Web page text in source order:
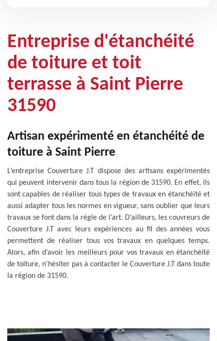
Entreprise d'étanchéité
de toiture et toit
terrasse à Saint Pierre
31590
Artisan expérimenté en étanchéité de
toiture à Saint Pierre
L’entreprise Couverture J.T dispose des artisans expérimentés
qui peuvent intervenir dans tous la région de 31590. En effet, ils
sont capables de réaliser tous types de travaux en étanchéité et
aussi adapter tous les normes en vigueur, sans oublier que leurs
travaux se font dans la règle de l’art. D’ailleurs, les couvreurs de
Couverture J.T avec leurs expériences au fil des années vous
permettent de réaliser tous vos travaux en quelques temps.
Alors, afin d’avoir les meilleurs pour vos travaux en étanchéité
de toiture, n’hésiter pas à contacter le Couverture J.T dans toute
la région de 31590.